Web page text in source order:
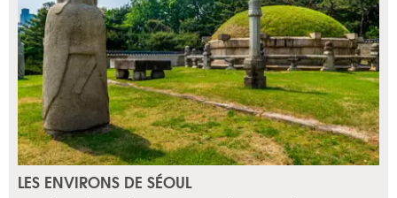
LES ENVIRONS DE SÉOUL